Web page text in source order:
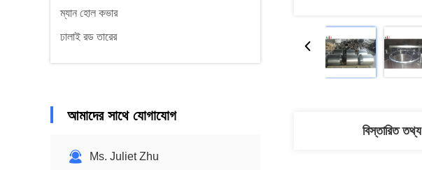
ম্যান হোল কভার
ঢালাই রড তারের
আমাদের সাথে যোগাযোগ
Ms. Juliet Zhu
বিস্তারিত তথ্য